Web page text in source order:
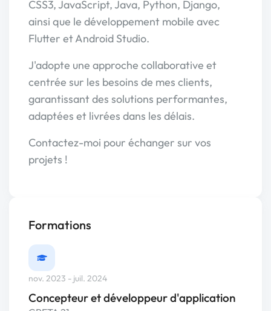
CSS3, JavaScript, Java, Python, Django,
ainsi que le développement mobile avec
Flutter et Android Studio.
J'adopte une approche collaborative et
centrée sur les besoins de mes clients,
garantissant des solutions performantes,
adaptées et livrées dans les délais.
Contactez-moi pour échanger sur vos
projets !
Formations
nov. 2023 - juil. 2024
Concepteur et développeur d'application